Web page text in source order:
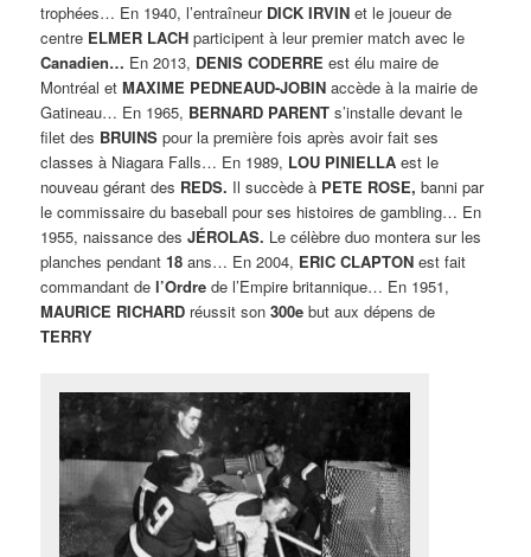
trophées… En 1940, l’entraîneur DICK IRVIN et le joueur de
centre ELMER LACH participent à leur premier match avec le
Canadien… En 2013, DENIS CODERRE est élu maire de
Montréal etMAXIME PEDNEAUD-JOBIN accède à la mairie de
Gatineau… En 1965, BERNARD PARENT s’installe devant le
filet des BRUINS pour la première fois après avoir fait ses
classes à Niagara Falls… En 1989, LOU PINIELLA est le
nouveau gérant des REDS. Il succède à PETE ROSE, banni par
le commissaire du baseball pour ses histoires de gambling… En
1955, naissance desJÉROLAS. Le célèbre duo montera sur les
planches pendant18 ans… En 2004, ERIC CLAPTON est fait
commandant del’Ordre de l’Empire britannique… En 1951,
MAURICE RICHARD réussit son300e but aux dépens de
TERRY